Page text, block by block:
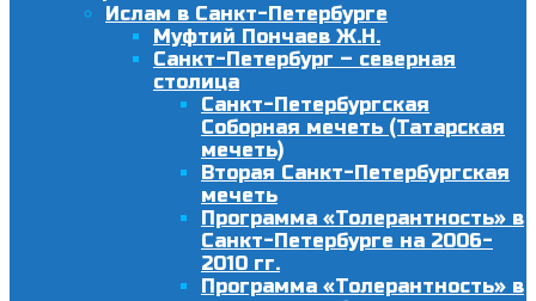
Ислам в Санкт-Петербурге
Муфтий Пончаев Ж.Н.
Санкт-Петербург – северная
столица
Санкт-Петербургская
Соборная мечеть (Татарская
мечеть)
Вторая Санкт-Петербургская
мечеть
Программа «Толерантность» в
Санкт-Петербурге на 2006-
2010 гг.
Программа «Толерантность» в